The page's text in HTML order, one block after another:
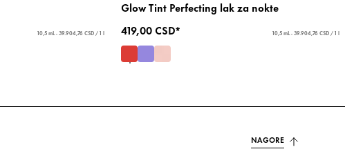
10,5 mL - 39.904,76 CSD / 1 l
Glow Tint Perfecting lak za nokte
419,00 CSD*
10,5 mL - 39.904,76 CSD / 1 l
NAGORE